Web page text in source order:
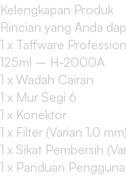
Kelengkapan Produk
Rincian yang Anda
1 x Taffware
125ml – H-2000A
1 x Wadah Cairan
1 x Mur Segi 6
1 x Konektor
1 x Filter (Varian 1.0 mm)
1 x Sikat Pembersih
1 x Panduan